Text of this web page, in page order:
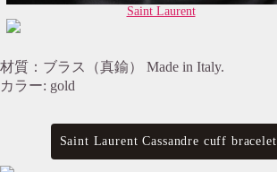
Saint Laurent
材質：ブラス（真鍮） Made in Italy.
カラー: gold
Saint Laurent Cassandre cuff bracelet